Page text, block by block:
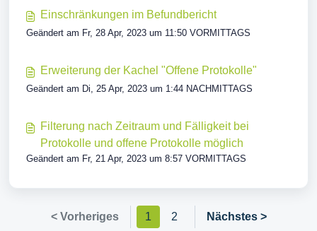
Einschränkungen im Befundbericht
Geändert am Fr, 28 Apr, 2023 um 11:50 VORMITTAGS
Erweiterung der Kachel "Offene Protokolle"
Geändert am Di, 25 Apr, 2023 um 1:44 NACHMITTAGS
Filterung nach Zeitraum und Fälligkeit bei
Protokolle und offene Protokolle möglich
Geändert am Fr, 21 Apr, 2023 um 8:57 VORMITTAGS
< Vorheriges 1 2 Nächstes >